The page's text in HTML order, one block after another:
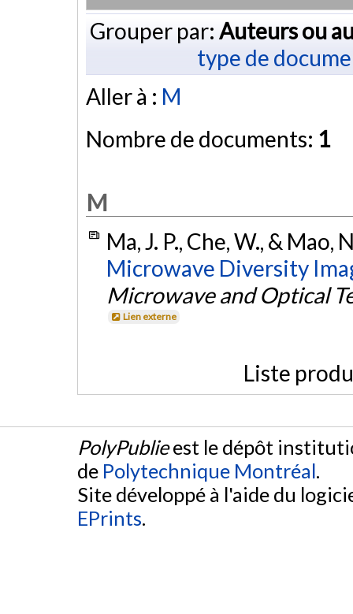
Grouper par: Auteurs ou
type de
Aller à : M
Nombre de documents: 1
M
Ma, J. P., Che, W., & Mao,
Microwave Diversity
Microwave and Optical
Lien externe
Liste
PolyPublieest le dépôt
de Polytechnique Montréal.
Site développé à l'aide du
EPrints.